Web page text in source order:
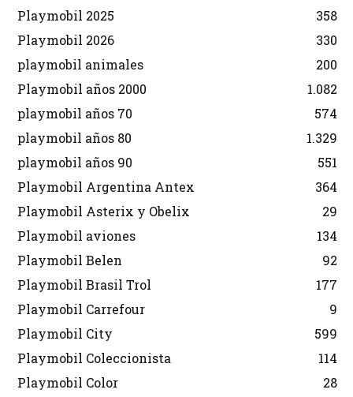
Playmobil 2025
358
Playmobil 2026
330
playmobil animales
200
Playmobil años 2000
1.082
playmobil años 70
574
playmobil años 80
1.329
playmobil años 90
551
Playmobil Argentina Antex
364
Playmobil Asterix y Obelix
29
Playmobil aviones
134
Playmobil Belen
92
Playmobil Brasil Trol
177
Playmobil Carrefour
9
Playmobil City
599
Playmobil Coleccionista
114
Playmobil Color
28